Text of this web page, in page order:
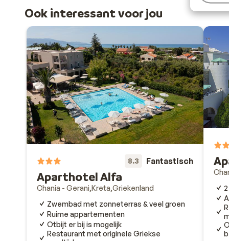
Ook interessant voor jou
8.3 Fantastisch
Aparthotel Alfa
Chania - Gerani Kreta Griekenland
Zwembad met zonneterras & veel groen
Ruime appartementen
Otbijt er bij is mogelijk
Restaurant met originele Griekse